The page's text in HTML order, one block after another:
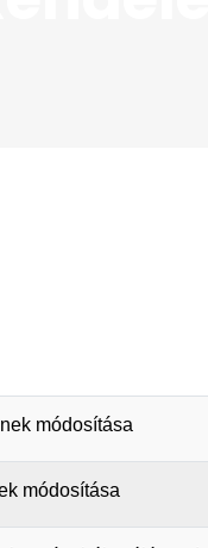
módosítása
módosítása